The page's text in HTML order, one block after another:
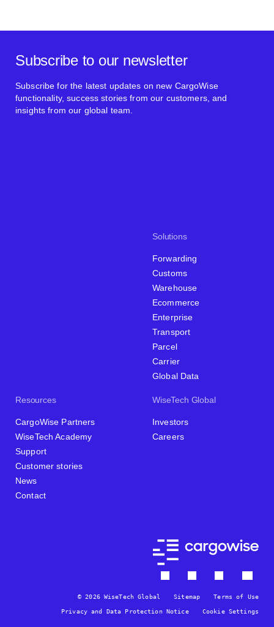
Solutions
Forwarding
Customs
Warehouse
Ecommerce
Enterprise
Transport
Parcel
Carrier
Global Data
Resources
CargoWise Partners
WiseTech Academy
Support
Customer stories
News
Contact
WiseTech Global
Investors
Careers
Subscribe to our newsletter
Subscribe for the latest updates on new CargoWise
functionality, success stories from our customers, and
insights from our global team.
© 2026 WiseTech Global Sitemap Terms of Use
Privacy and Data Protection Notice Cookie Settings